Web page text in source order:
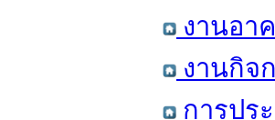
งานอา
งานกิจ
การปร